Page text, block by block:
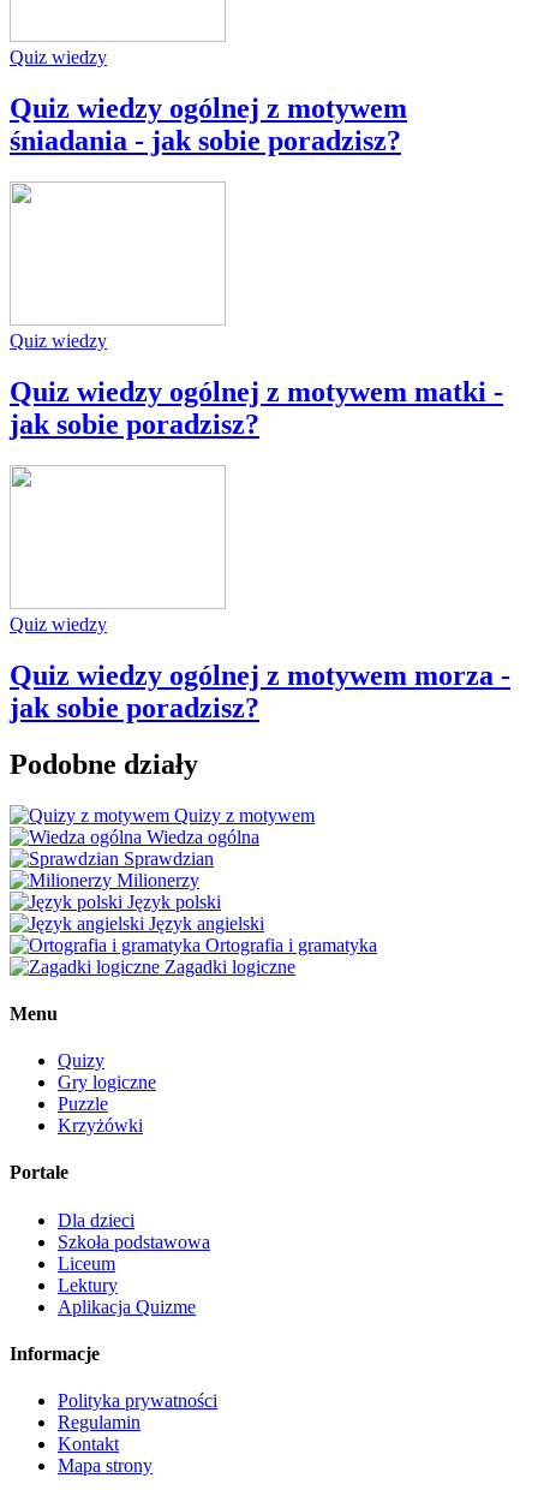
Quiz wiedzy
Quiz wiedzy ogólnej z motywem
śniadania - jak sobie poradzisz?
Quiz wiedzy
Quiz wiedzy ogólnej z motywem matki -
jak sobie poradzisz?
Quiz wiedzy
Quiz wiedzy ogólnej z motywem morza -
jak sobie poradzisz?
Podobne działy
Quizy z motywem
Wiedza ogólna
Sprawdzian
Milionerzy
Język polski
Język angielski
Ortografia i gramatyka
Zagadki logiczne
Menu
Quizy
Gry logiczne
Puzzle
Krzyżówki
Portale
Dla dzieci
Szkoła podstawowa
Liceum
Lektury
Aplikacja Quizme
Informacje
Polityka prywatności
Regulamin
Kontakt
Mapa strony